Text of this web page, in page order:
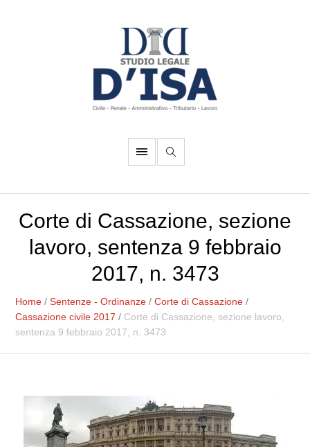
Corte di Cassazione, sezione
lavoro, sentenza 9 febbraio
2017, n. 3473
Home /Sentenze - Ordinanze /Corte di Cassazione /
Cassazione civile 2017 / Corte di Cassazione, sezione lavoro,
sentenza 9 febbraio 2017, n. 3473